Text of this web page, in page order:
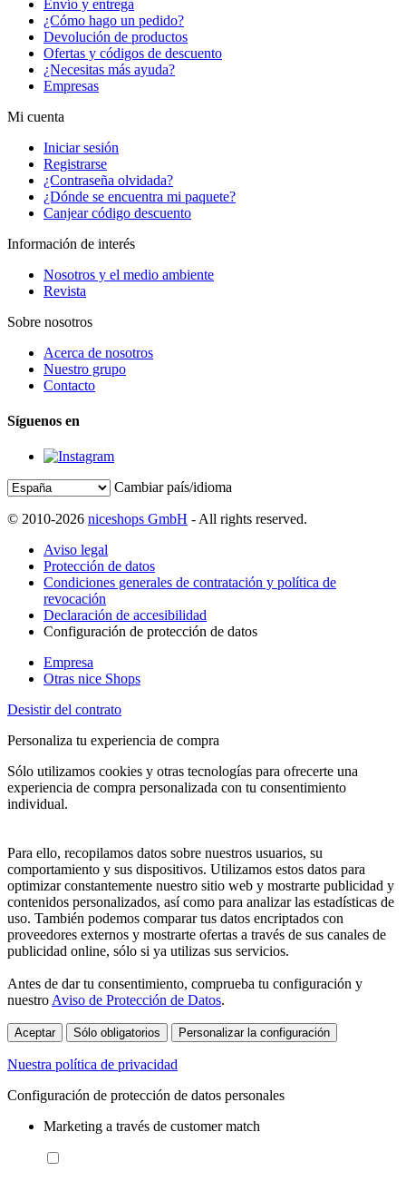
Envío y entrega
¿Cómo hago un pedido?
Devolución de productos
Ofertas y códigos de descuento
¿Necesitas más ayuda?
Empresas
Mi cuenta
Iniciar sesión
Registrarse
¿Contraseña olvidada?
¿Dónde se encuentra mi paquete?
Canjear código descuento
Información de interés
Nosotros y el medio ambiente
Revista
Sobre nosotros
Acerca de nosotros
Nuestro grupo
Contacto
Síguenos en
Cambiar país/idioma
© 2010-2026 niceshops GmbH - All rights reserved.
Aviso legal
Protección de datos
Condiciones generales de contratación y política de
revocación
Declaración de accesibilidad
Configuración de protección de datos
Empresa
Otras nice Shops
Desistir del contrato
Personaliza tu experiencia de compra
Sólo utilizamos cookies y otras tecnologías para ofrecerte una
experiencia de compra personalizada con tu consentimiento
individual.
Para ello, recopilamos datos sobre nuestros usuarios, su
comportamiento y sus dispositivos. Utilizamos estos datos para
optimizar constantemente nuestro sitio web y mostrarte publicidad y
contenidos personalizados, así como para analizar las estadísticas de
uso. También podemos comparar tus datos encriptados con
proveedores externos y mostrarte ofertas a través de sus canales de
publicidad online, sólo si ya utilizas sus servicios.
Antes de dar tu consentimiento, comprueba tu configuración y
nuestro Aviso de Protección de Datos.
Aceptar Sólo obligatorios Personalizar la configuración
Nuestra política de privacidad
Configuración de protección de datos personales
Marketing a través de customer match